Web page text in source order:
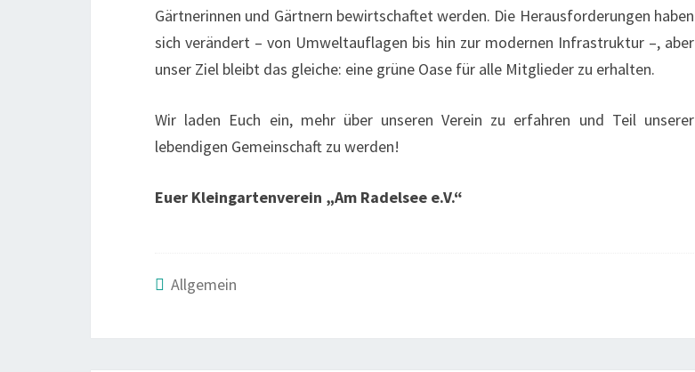
Gärtnerinnen und Gärtnern bewirtschaftet werden. Die Herausforderungen haben
sich verändert – von Umweltauflagen bis hin zur modernen Infrastruktur –, aber
unser Ziel bleibt das gleiche: eine grüne Oase für alle Mitglieder zu erhalten.
Wir laden Euch ein, mehr über unseren Verein zu erfahren und Teil unserer
lebendigen Gemeinschaft zu werden!
Euer Kleingartenverein „Am Radelsee e.V.“
Allgemein